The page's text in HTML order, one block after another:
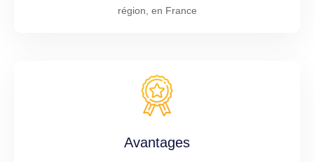
région, en France
Avantages